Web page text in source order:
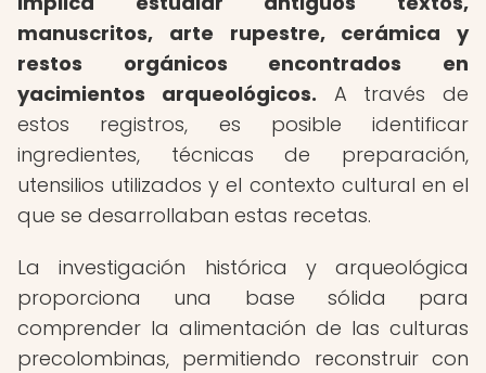
manuscritos, arte rupestre, cerámica y
restos orgánicos encontrados en
yacimientos arqueológicos. A través de
estos registros, es posible identificar
ingredientes, técnicas de preparación,
utensilios utilizados y el contexto cultural en el
que se desarrollaban estas recetas.
La investigación histórica y arqueológica
proporciona una base sólida para
comprender la alimentación de las culturas
precolombinas, permitiendo reconstruir con